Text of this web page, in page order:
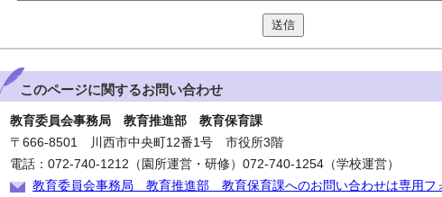
送信
このページに関するお問い合わせ
教育委員会事務局 教育推進部 教育保育課
〒666-8501 川西市中央町12番1号 市役所3階
電話：072-740-1212（園所運営・研修）072-740-1254（学校運営）
教育委員会事務局 教育推進部 教育保育課へのお問い合わせは専用フ